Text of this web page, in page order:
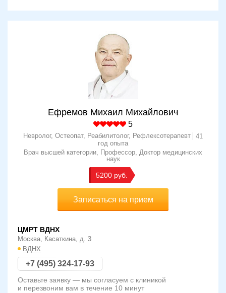
Ефремов Михаил Михайлович
5
Невролог, Остеопат, Реабилитолог, Рефлексотерапевт
41
год опыта
Врач высшей категории Профессор Доктор медицинских
наук
5200
Записаться на прием
ЦМРТ ВДНХ
Москва, Касаткина, д. 3
ВДНХ
+7 (495) 324-17-93
Оставьте заявку — мы согласуем с клиникой
и перезвоним вам в течение 10 минут